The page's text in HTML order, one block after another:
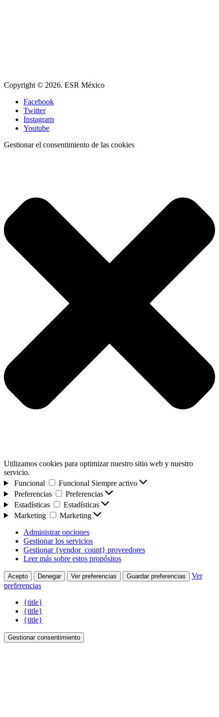
Copyright © 2026. ESR México
Facebook
Twitter
Instagram
Youtube
Gestionar el consentimiento de las cookies
Utilizamos cookies para optimizar nuestro sitio web y nuestro
servicio.
Funcional
Funcional Siempre activo
Preferencias
Preferencias
Estadísticas
Estadísticas
Marketing
Marketing
Administrar opciones
Gestionar los servicios
Gestionar {vendor_count} proveedores
Leer más sobre estos propósitos
Acepto Denegar Ver preferencias Guardar preferencias
Ver
preferencias
{title}
{title}
{title}
Gestionar consentimiento